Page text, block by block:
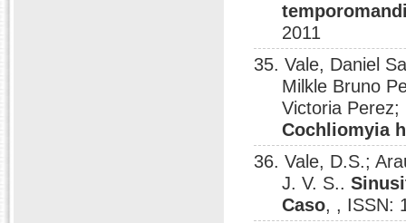
2011
35. Vale, Daniel
Milkle Bruno
Victoria
Cochliomyia
36. Vale, D.S.;
J. V. S..
Caso, , ISSN: